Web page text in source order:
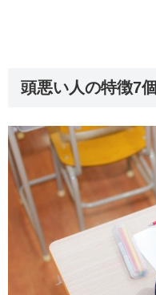
頭悪い人の特徴7個